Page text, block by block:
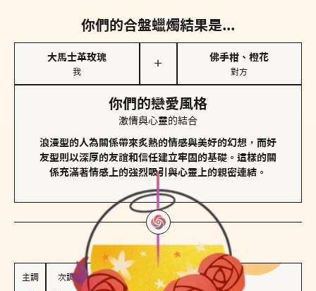
你們的合盤蠟燭結果是...
大馬士革玫瑰
我
＋
佛手柑、橙花
對方
你們的戀愛風格
激情與心靈的結合
浪漫型的人為關係帶來炙熱的情感與美好的幻想，而好
友型則以深厚的友誼和信任建立牢固的基礎。這樣的關
係充滿著情感上的強烈吸引與心靈上的親密連結。
對方的主調蠟燭是...
主調 次調